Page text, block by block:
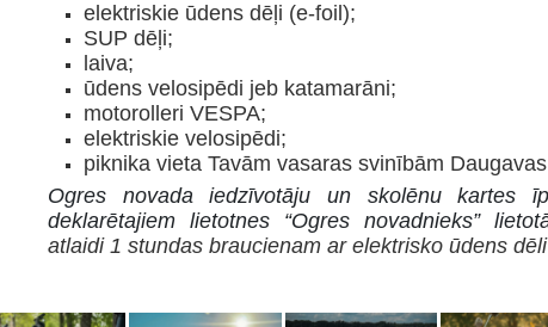
elektriskie ūdens dēļi (e-foil);
SUP dēļi;
laiva;
ūdens velosipēdi jeb katamarāni;
motorolleri VESPA;
elektriskie velosipēdi;
piknika vieta Tavām vasaras svinībām
Ogres novada iedzīvotāju un skolēnu kartes
deklarētajiem lietotnes “Ogres novadnieks”
atlaidi 1 stundas braucienam ar elektrisko ūdens